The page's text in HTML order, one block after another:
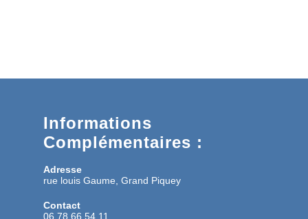
Informations
Complémentaires :
Adresse
rue louis Gaume, Grand Piquey
Contact
06 78 66 54 11